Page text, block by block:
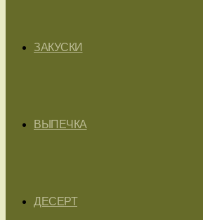
ЗАКУСКИ
ВЫПЕЧКА
ДЕСЕРТ